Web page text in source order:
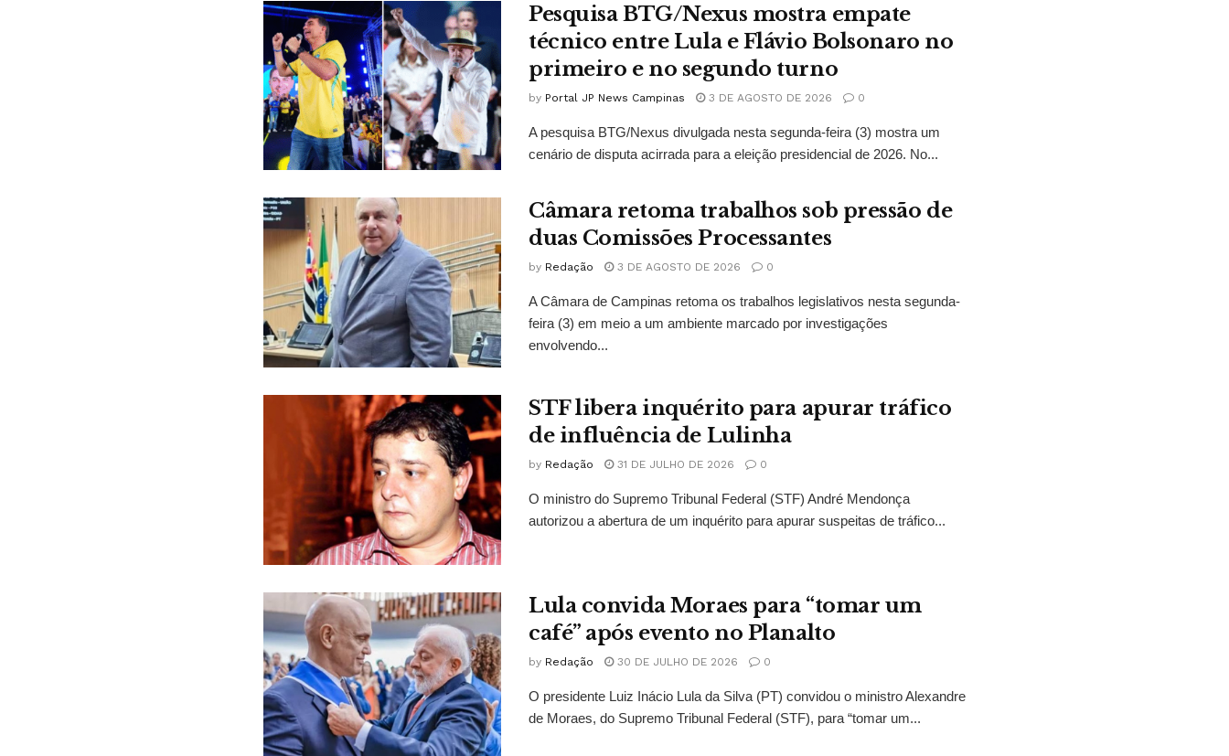
Pesquisa BTG/Nexus mostra empate
técnico entre Lula e Flávio Bolsonaro no
primeiro e no segundo turno
by Portal JP News Campinas 3 DE AGOSTO DE 2026 0
A pesquisa BTG/Nexus divulgada nesta segunda-feira (3) mostra um
cenário de disputa acirrada para a eleição presidencial de 2026. No...
Câmara retoma trabalhos sob pressão de
duas Comissões Processantes
by Redação 3 DE AGOSTO DE 2026 0
A Câmara de Campinas retoma os trabalhos legislativos nesta segunda-
feira (3) em meio a um ambiente marcado por investigações
envolvendo...
STF libera inquérito para apurar tráfico
de influência de Lulinha
by Redação 31 DE JULHO DE 2026 0
O ministro do Supremo Tribunal Federal (STF) André Mendonça
autorizou a abertura de um inquérito para apurar suspeitas de tráfico...
Lula convida Moraes para “tomar um
café” após evento no Planalto
by Redação 30 DE JULHO DE 2026 0
O presidente Luiz Inácio Lula da Silva (PT) convidou o ministro Alexandre
de Moraes, do Supremo Tribunal Federal (STF), para “tomar um...